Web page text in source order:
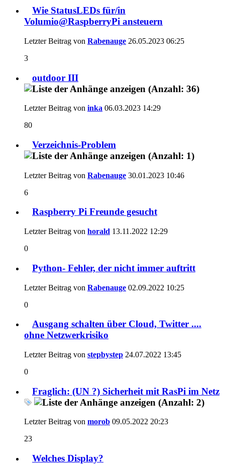
Wie StatusLEDs für/in
Volumio@RaspberryPi ansteuern
Letzter Beitrag von Rabenauge 26.05.2023 06:25
3
outdoor III
Letzter Beitrag von inka 06.03.2023 14:29
80
Verzeichnis-Problem
Letzter Beitrag von Rabenauge 30.01.2023 10:46
6
Raspberry Pi Freunde gesucht
Letzter Beitrag von horald 13.11.2022 12:29
0
Python- Fehler, der nicht immer auftritt
Letzter Beitrag von Rabenauge 02.09.2022 10:25
0
Ausgang schalten über Cloud, Twitter ....
ohne Netzwerkrisiko
Letzter Beitrag von stepbystep 24.07.2022 13:45
0
Fraglich: (UN ?) Sicherheit mit RasPi im Netz
Letzter Beitrag von morob 09.05.2022 20:23
23
Welches Display?